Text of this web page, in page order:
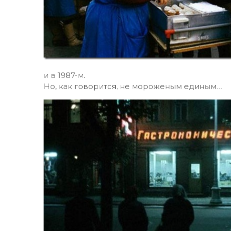
и в 1987-м.
Но, как говорится, не мороженым единым…